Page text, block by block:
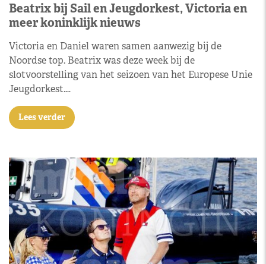
Beatrix bij Sail en Jeugdorkest, Victoria en
meer koninklijk nieuws
Victoria en Daniel waren samen aanwezig bij de
Noordse top. Beatrix was deze week bij de
slotvoorstelling van het seizoen van het Europese Unie
Jeugdorkest.…
Lees verder